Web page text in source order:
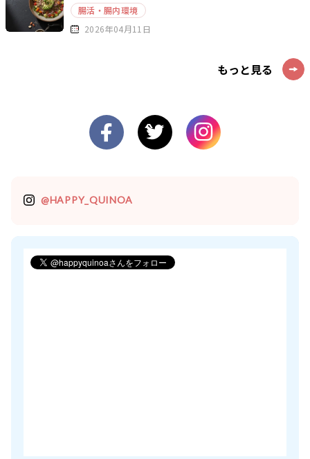
腸活・腸内環境
2026年04月11日
もっと見る
@HAPPY_QUINOA